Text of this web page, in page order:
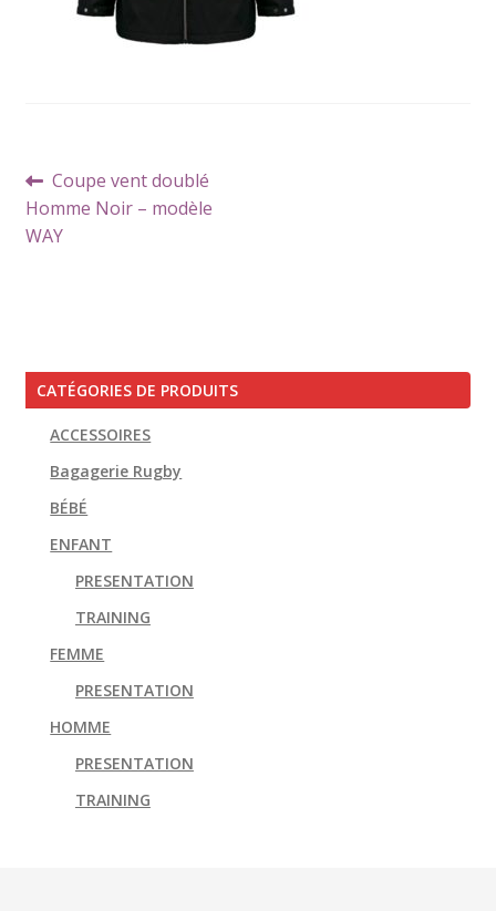
Navigation
de
l’article
Article
précédent :
Coupe vent doublé
Homme Noir – modèle
WAY
CATÉGORIES DE PRODUITS
ACCESSOIRES
Bagagerie Rugby
BÉBÉ
ENFANT
PRESENTATION
TRAINING
FEMME
PRESENTATION
HOMME
PRESENTATION
TRAINING